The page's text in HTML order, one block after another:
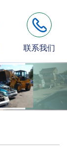
联系我们